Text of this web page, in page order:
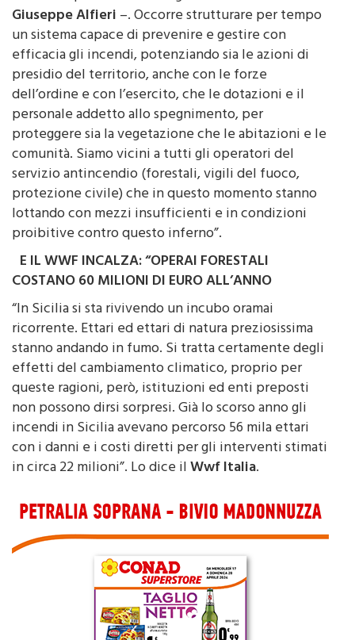
Giuseppe Alfieri–. Occorre strutturare per tempo
un sistema capace di prevenire e gestire con
efficacia gli incendi, potenziando sia le azioni di
presidio del territorio, anche con le forze
dell’ordine e con l’esercito, che le dotazioni e il
personale addetto allo spegnimento, per
proteggere sia la vegetazione che le abitazioni e le
comunità. Siamo vicini a tutti gli operatori del
servizio antincendio (forestali, vigili del fuoco,
protezione civile) che in questo momento stanno
lottando con mezzi insufficienti e in condizioni
proibitive contro questo inferno”.
E IL WWF INCALZA: “OPERAI FORESTALI
COSTANO 60 MILIONI DI EURO ALL’ANNO
“In Sicilia si sta rivivendo un incubo oramai
ricorrente. Ettari ed ettari di natura preziosissima
stanno andando in fumo. Si tratta certamente degli
effetti del cambiamento climatico, proprio per
queste ragioni, però, istituzioni ed enti preposti
non possono dirsi sorpresi. Già lo scorso anno gli
incendi in Sicilia avevano percorso 56 mila ettari
con i danni e i costi diretti per gli interventi stimati
in circa 22 milioni”. Lo dice ilWwf Italia.